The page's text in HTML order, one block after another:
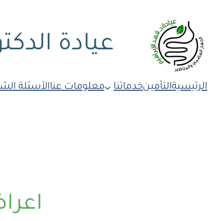
عيادة
الرئيسيةالتأمينخدماتنا معلومات عناالأسئلة